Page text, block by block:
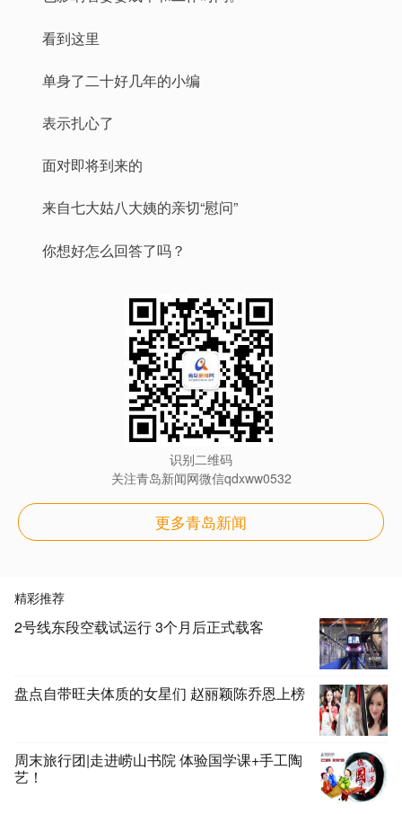
看到这里
单身了二十好几年的小编
表示扎心了
面对即将到来的
来自七大姑八大姨的亲切“慰问”
你想好怎么回答了吗？
识别二维码
关注青岛新闻网微信qdxww0532
更多青岛新闻
精彩推荐
2号线东段空载试运行 3个月后正式载客
盘点自带旺夫体质的女星们 赵丽颖陈乔恩上榜
周末旅行团|走进崂山书院 体验国学课+手工陶
艺！